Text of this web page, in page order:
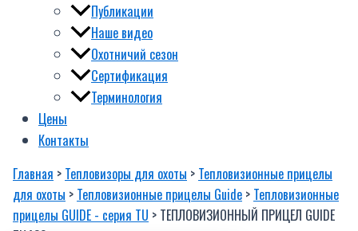
Публикации
Наше видео
Охотничий сезон
Сертификация
Терминология
Цены
Контакты
Главная > Тепловизоры для охоты > Тепловизионные прицелы
для охоты > Тепловизионные прицелы Guide > Тепловизионные
прицелы GUIDE - серия TU > ТЕПЛОВИЗИОННЫЙ ПРИЦЕЛ GUIDE